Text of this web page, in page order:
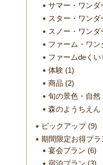
サマー・ワンダ
スター・ワンダ
スノー・ワンダ
ファーム・ワン
ファームdeく
体験 (1)
商品 (2)
旬の景色・自然
森のようちえん
ピックアップ(9)
期間限定お得プラ
宴会プラン (6)
宿泊プラン (3)